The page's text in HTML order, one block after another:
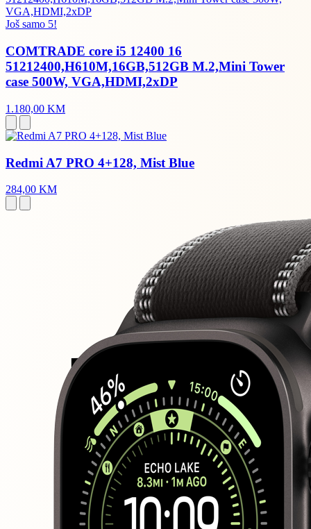
Još samo 5!
COMTRADE core i5 12400 16
51212400,H610M,16GB,512GB M.2,Mini Tower
case 500W, VGA,HDMI,2xDP
1.180,00 KM
Redmi A7 PRO 4+128, Mist Blue
284,00 KM